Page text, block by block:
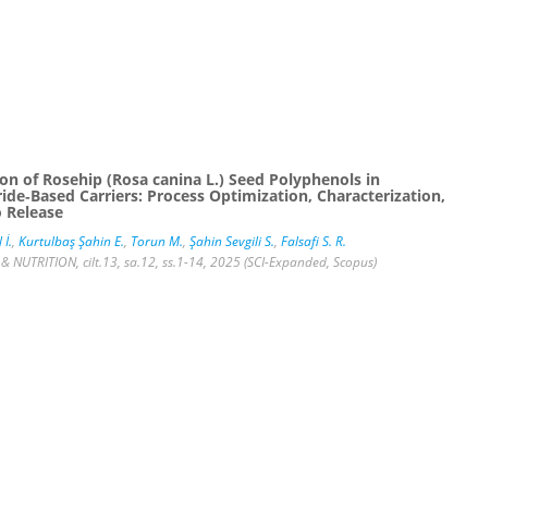
of Rosehip (Rosa canina L.) Seed Polyphenols in
Carriers: Process Optimization, Characterization,
İ., Kurtulbaş Şahin E., Torun M., Şahin Sevgili S., Falsafi S. R.
& NUTRITION, cilt.13, sa.12, ss.1-14, 2025 (SCI-Expanded, Scopus)